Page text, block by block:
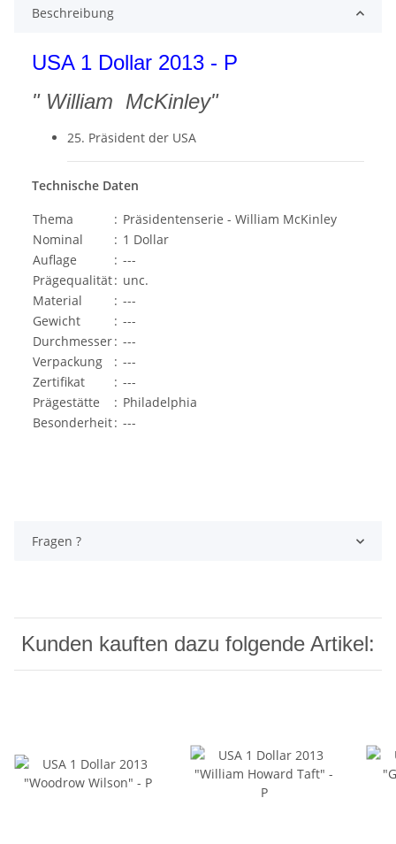
Beschreibung
USA 1 Dollar 2013 - P
" William McKinley"
25. Präsident der USA
Technische Daten
Thema
: Präsidentenserie - William McKinley
Nominal
: 1 Dollar
Auflage
: ---
Prägequalität: unc.
Material
: ---
Gewicht
: ---
Durchmesser: ---
Verpackung
: ---
Zertifikat
: ---
Prägestätte
: Philadelphia
Besonderheit: ---
Fragen ?
Kunden kauften dazu folgende Artikel: